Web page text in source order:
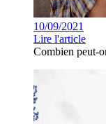
10/09/2021
Lire l'article
Combien peut-